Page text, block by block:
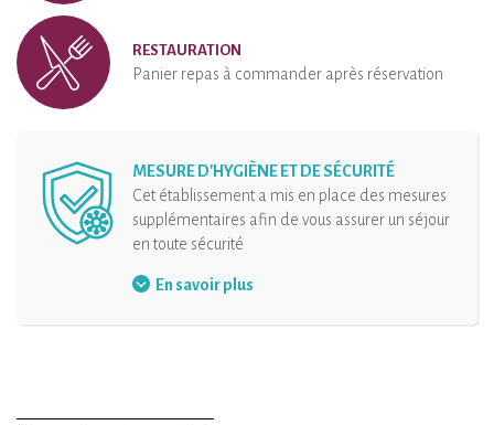
RESTAURATION
Panier repas à commander après réservation
MESURE D'HYGIÈNE ET DE SÉCURITÉ
Cet établissement a mis en place des mesures
supplémentaires afin de vous assurer un séjour
en toute sécurité
Port du masque
Organisation des arrivées
En savoir plus